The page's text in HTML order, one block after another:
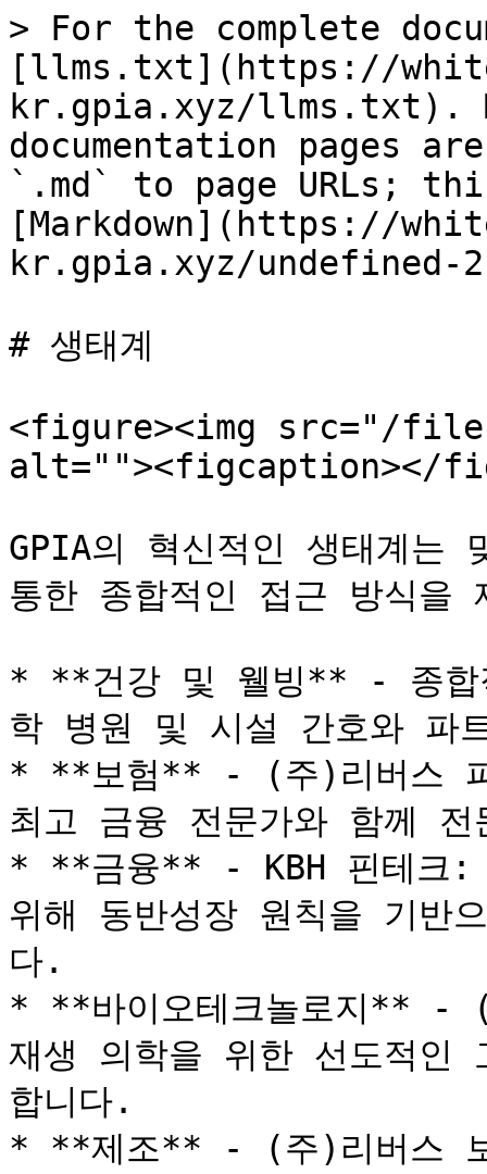
> For the complete
[llms.txt](https://
kr.gpia.xyz/llms.txt).
documentation pages
`.md` to page URLs;
[Markdown](https://
kr.gpia.xyz/undefined-
# 생태계
<figure><img src="/files/
alt=""><figcaption></
GPIA의 혁신적인 생태계는
통한 종합적인 접근 방식을
* **건강 및 웰빙** - 종합
학 병원 및 시설 간호와 파
* **보험** - (주)리버스
최고 금융 전문가와 함께 전
* **금융** - KBH 핀테크:
위해 동반성장 원칙을 기반
다.
* **바이오테크놀로지** -
재생 의학을 위한 선도적인
합니다.
* **제조** - (주)리버스 보